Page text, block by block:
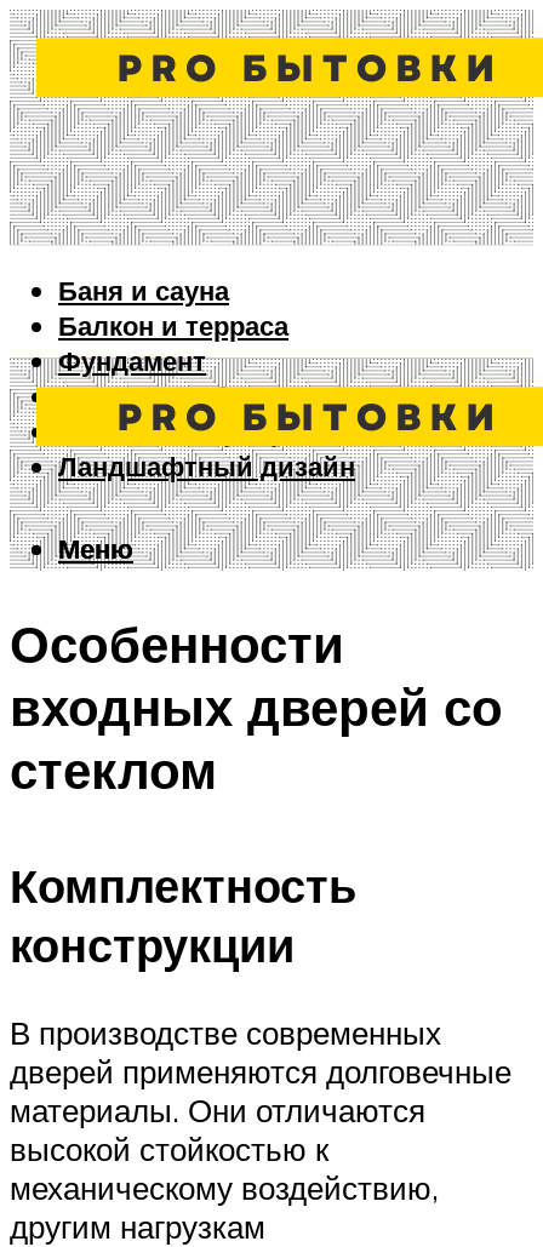
Баня и сауна
Балкон и терраса
Фундамент
Ворота и забор
Дизайн интерьера
Ландшафтный дизайн
Меню
Меню
Особенности
входных дверей со
стеклом
Комплектность
конструкции
В производстве современных
дверей применяются долговечные
материалы. Они отличаются
высокой стойкостью к
механическому воздействию,
другим нагрузкам